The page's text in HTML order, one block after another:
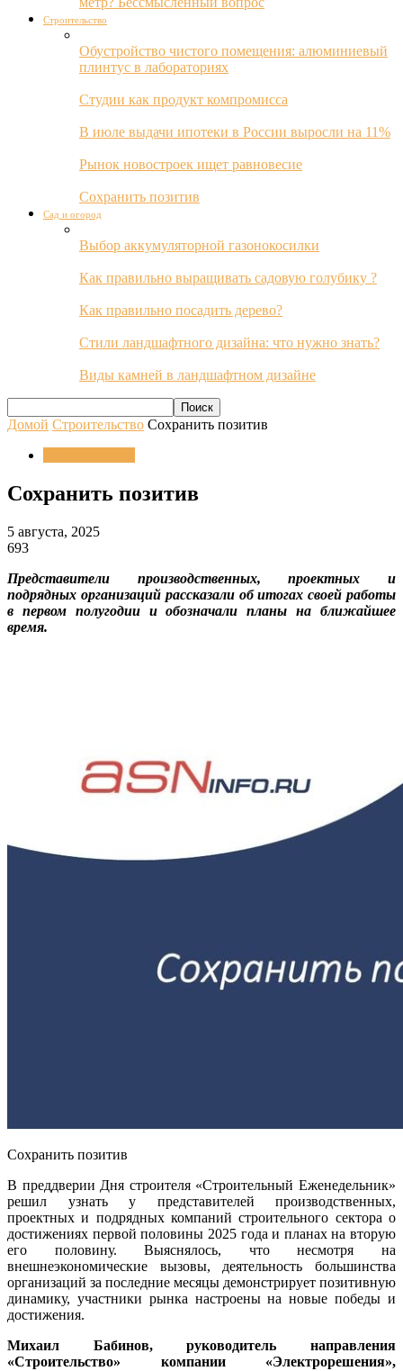
Строительство
Обустройство чистого помещения: алюминиевый
плинтус в лабораториях
Студии как продукт компромисса
В июле выдачи ипотеки в России выросли на 11%
Рынок новостроек ищет равновесие
Сохранить позитив
Сад и огород
Выбор аккумуляторной газонокосилки
Как правильно выращивать садовую голубику ?
Как правильно посадить дерево?
Стили ландшафтного дизайна: что нужно знать?
Виды камней в ландшафтном дизайне
Домой Строительство Сохранить позитив
Сохранить позитив
5 августа, 2025
693
Представители производственных, проектных и
подрядных организаций рассказали об итогах своей работы
в первом полугодии и обозначали планы на ближайшее
время.
Сохранить позитив
В преддверии Дня строителя «Строительный Еженедельник»
решил узнать у представителей производственных,
проектных и подрядных компаний строительного сектора о
достижениях первой половины 2025 года и планах на вторую
его половину. Выяснялось, что несмотря на
внешнеэкономические вызовы, деятельность большинства
организаций за последние месяцы демонстрирует позитивную
динамику, участники рынка настроены на новые победы и
достижения.
Михаил Бабинов, руководитель направления
«Строительство» компании «Электрорешения»,